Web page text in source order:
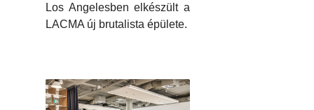
Los Angelesben elkészült a
LACMA új brutalista épülete.